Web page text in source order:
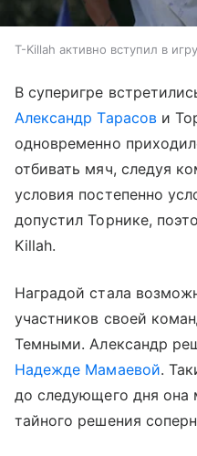
T-Killah активно вступил в
В суперигре
Александр Тарасови
одновременно
отбивать мяч, следуя
условия постепенно
допустил Торнике,
Killah.
Наградой стала
участников своей
Темными. Александр
Надежде Мамаевой.
до следующего дня она
тайного решения